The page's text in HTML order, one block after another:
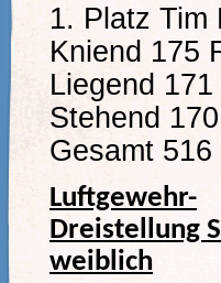
1. Platz Tim
Kniend 175
Liegend
Stehend
Gesamt 516
Luftgewehr-
Dreistellung
weiblich